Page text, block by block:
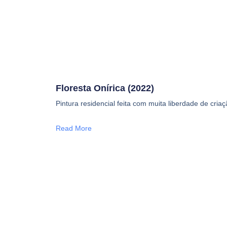
Floresta Onírica (2022)
Pintura residencial feita com muita liberdade de
Read More